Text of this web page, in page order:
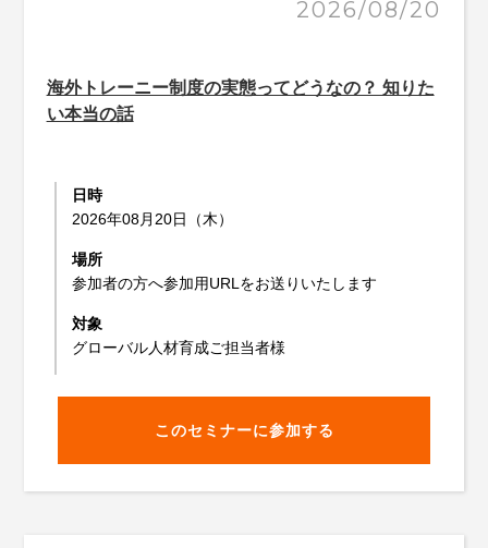
2026/08/20
海外トレーニー制度の実態ってどうなの？ 知りた
い本当の話
日時
2026年08月20日（木）
場所
参加者の方へ参加用URLをお送りいたします
対象
グローバル人材育成ご担当者様
このセミナーに参加する